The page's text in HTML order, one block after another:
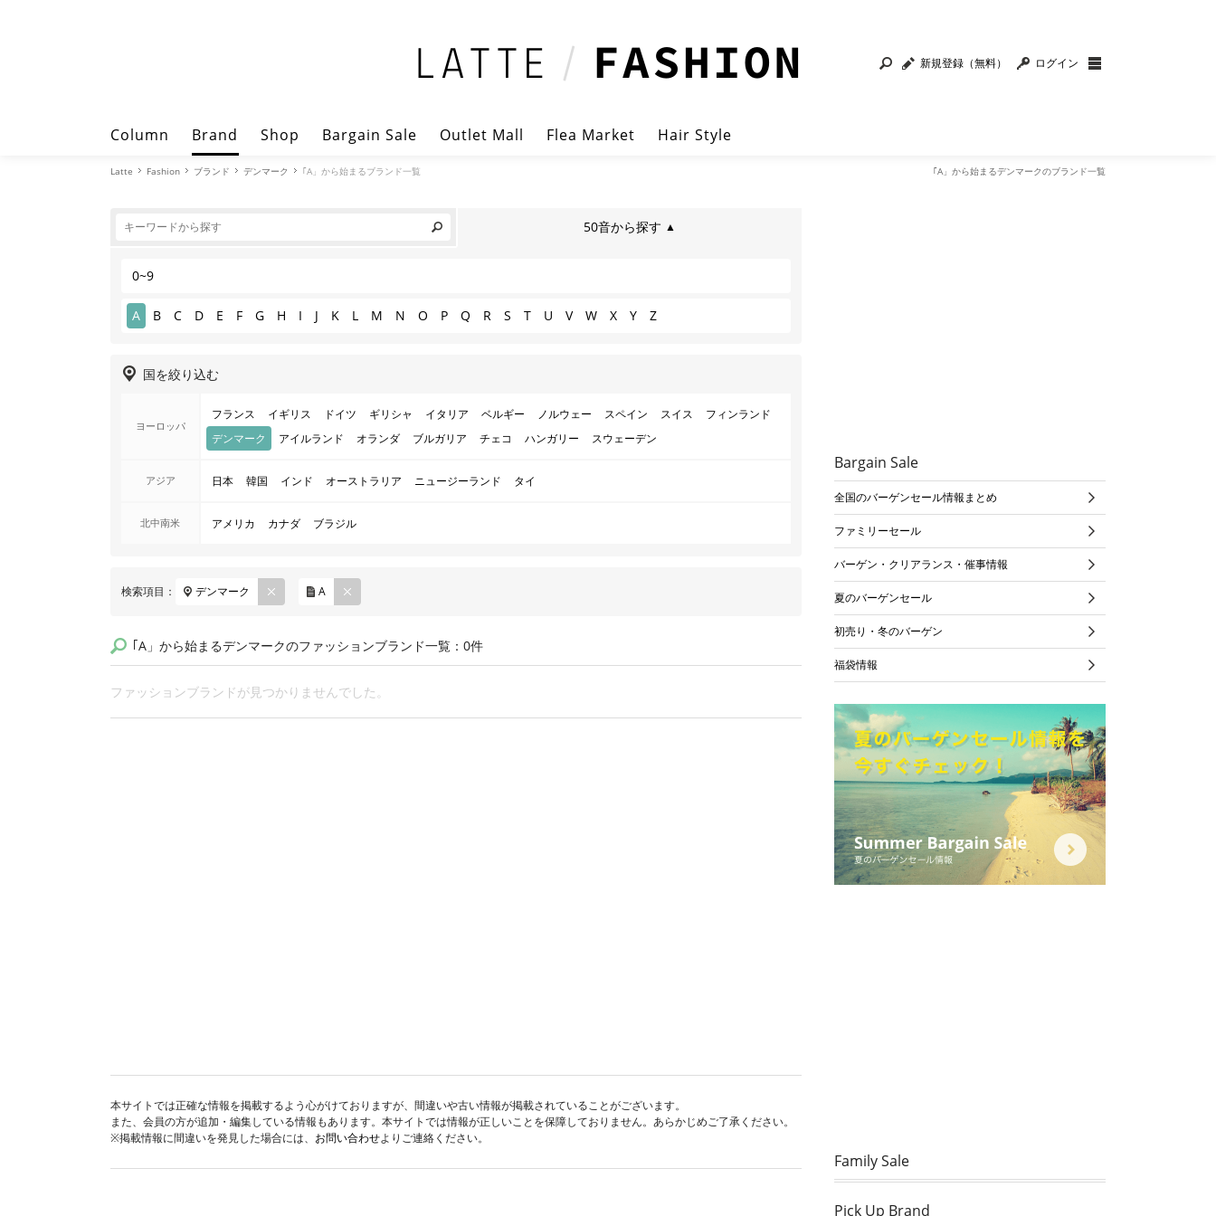
新規登録（無料） ログイン
Column Brand Shop Bargain Sale Outlet Mall Flea Market Hair Style
Latte Fashion ブランド デンマーク ｢A」から始まるブランド一覧 ｢A」から始まるデンマークのブランド一覧
50音から探す ▲
0~9
A B C D E F G H I J K L M N O P Q R S T U V W X Y Z
国を絞り込む
ヨーロッパ
フランス イギリス ドイツ ギリシャ イタリア ベルギー ノルウェー スペイン スイス
フィンランド
デンマーク
アイルランド オランダ ブルガリア チェコ ハンガリー スウェーデン
アジア 日本 韓国 インド オーストラリア ニュージーランド タイ
北中南米 アメリカ カナダ ブラジル
検索項目： デンマーク
REM
OVE A
REM
OVE
｢A」から始まるデンマークのファッションブランド一覧：0件
ファッションブランドが見つかりませんでした。
本サイトでは正確な情報を掲載するよう心がけておりますが、間違いや古い情報が掲載されていることがございます。
また、会員の方が追加・編集している情報もあります。本サイトでは情報が正しいことを保障しておりません。あらかじめご了承ください。
※掲載情報に間違いを発見した場合には、 お問い合わせよりご連絡ください。
Bargain Sale
全国のバーゲンセール情報まとめ
ファミリーセール
バーゲン・クリアランス・催事情報
夏のバーゲンセール
初売り・冬のバーゲン
福袋情報
Family Sale
Pick Up Brand